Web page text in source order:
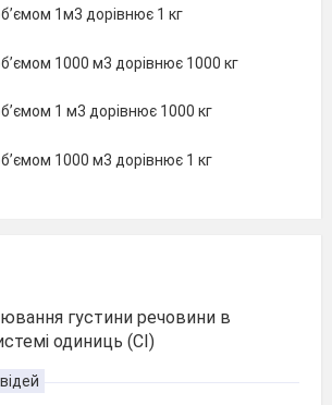
1м3 дорівнює 1 кг
1000 м3 дорівнює 1000 кг
1 м3 дорівнює 1000 кг
1000 м3 дорівнює 1 кг
густини речовини в
одиниць (СІ)